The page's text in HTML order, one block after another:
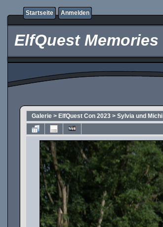
Startseite Anmelden
ElfQuest Memories
Galerie > ElfQuest Con 2023 > Sylvia und Michi